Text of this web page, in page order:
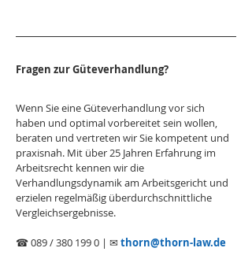
Fragen zur Güteverhandlung?
Wenn Sie eine Güteverhandlung vor sich
haben und optimal vorbereitet sein wollen,
beraten und vertreten wir Sie kompetent und
praxisnah. Mit über 25 Jahren Erfahrung im
Arbeitsrecht kennen wir die
Verhandlungsdynamik am Arbeitsgericht und
erzielen regelmäßig überdurchschnittliche
Vergleichsergebnisse.
☎ 089 / 380 199 0 | ✉ thorn@thorn-law.de